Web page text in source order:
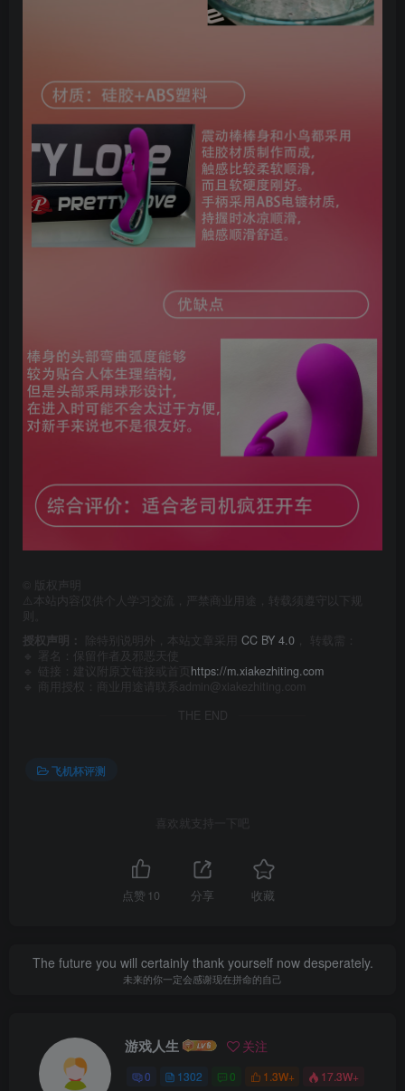
版权声明
⚠️本站内容仅供个人学习交流，严禁商业用途，转载须遵守以下规
授权声明：
除特别说明外，本站文章采用 CC BY 4.0 ， 转载需：
🔹 署名：保留作者及 邪恶天使
🔹 链接：建议附原文链接或首页 https://m.xiakezhiting.com
🔹 商用授权：商业用途请联系admin@xiakezhiting.com
THE END
飞机杯评测
喜欢就支持一下吧
点赞 10 分享 收藏
The future you will certainly thank yourself now desperately.
未来的你一定会感谢现在拼命的自己
游戏人生 关注
0 1302 0 1.3W+ 17.3W+